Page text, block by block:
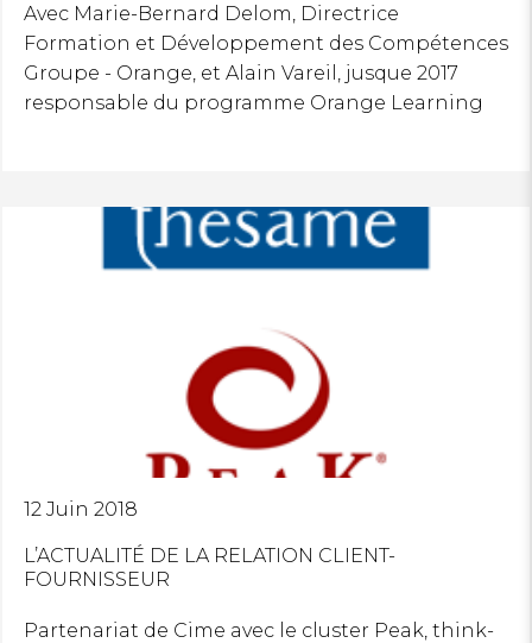
Avec Marie-Bernard Delom, Directrice
Formation et Développement des Compétences
Groupe - Orange, et Alain Vareil, jusque 2017
responsable du programme Orange Learning
12 Juin 2018
L’ACTUALITÉ DE LA RELATION CLIENT-
FOURNISSEUR
Partenariat de Cime avec le cluster Peak, think-